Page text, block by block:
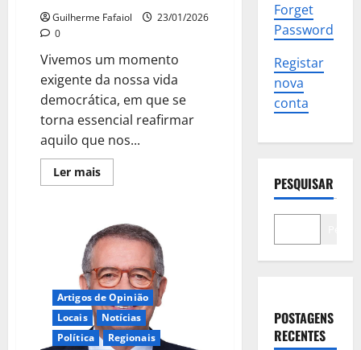
Guilherme Fafaiol
23/01/2026
0
Vivemos um momento
exigente da nossa vida
democrática, em que se
torna essencial reafirmar
aquilo que nos...
Ler maisLeia
mais
e
Esperança
num
Portugal
de
todos
e
para
todos.
Artigos de Opinião
Locais
Notícias
Política
Regionais
Forget
Password
Registar
nova
conta
PESQUISAR
POSTAGENS
RECENTES